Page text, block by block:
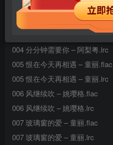
003 漫漫前路 – 姚璎格.flac
003 漫漫前路 – 姚璎格.lrc
004 分分钟需要你 – 阿梨粤.flac
004 分分钟需要你 – 阿梨粤.lrc
005 恨在今天再相遇 – 童丽.flac
005 恨在今天再相遇 – 童丽.lrc
006 风继续吹 – 姚璎格.flac
006 风继续吹 – 姚璎格.lrc
007 玻璃窗的爱 – 童丽.flac
007 玻璃窗的爱 – 童丽.lrc